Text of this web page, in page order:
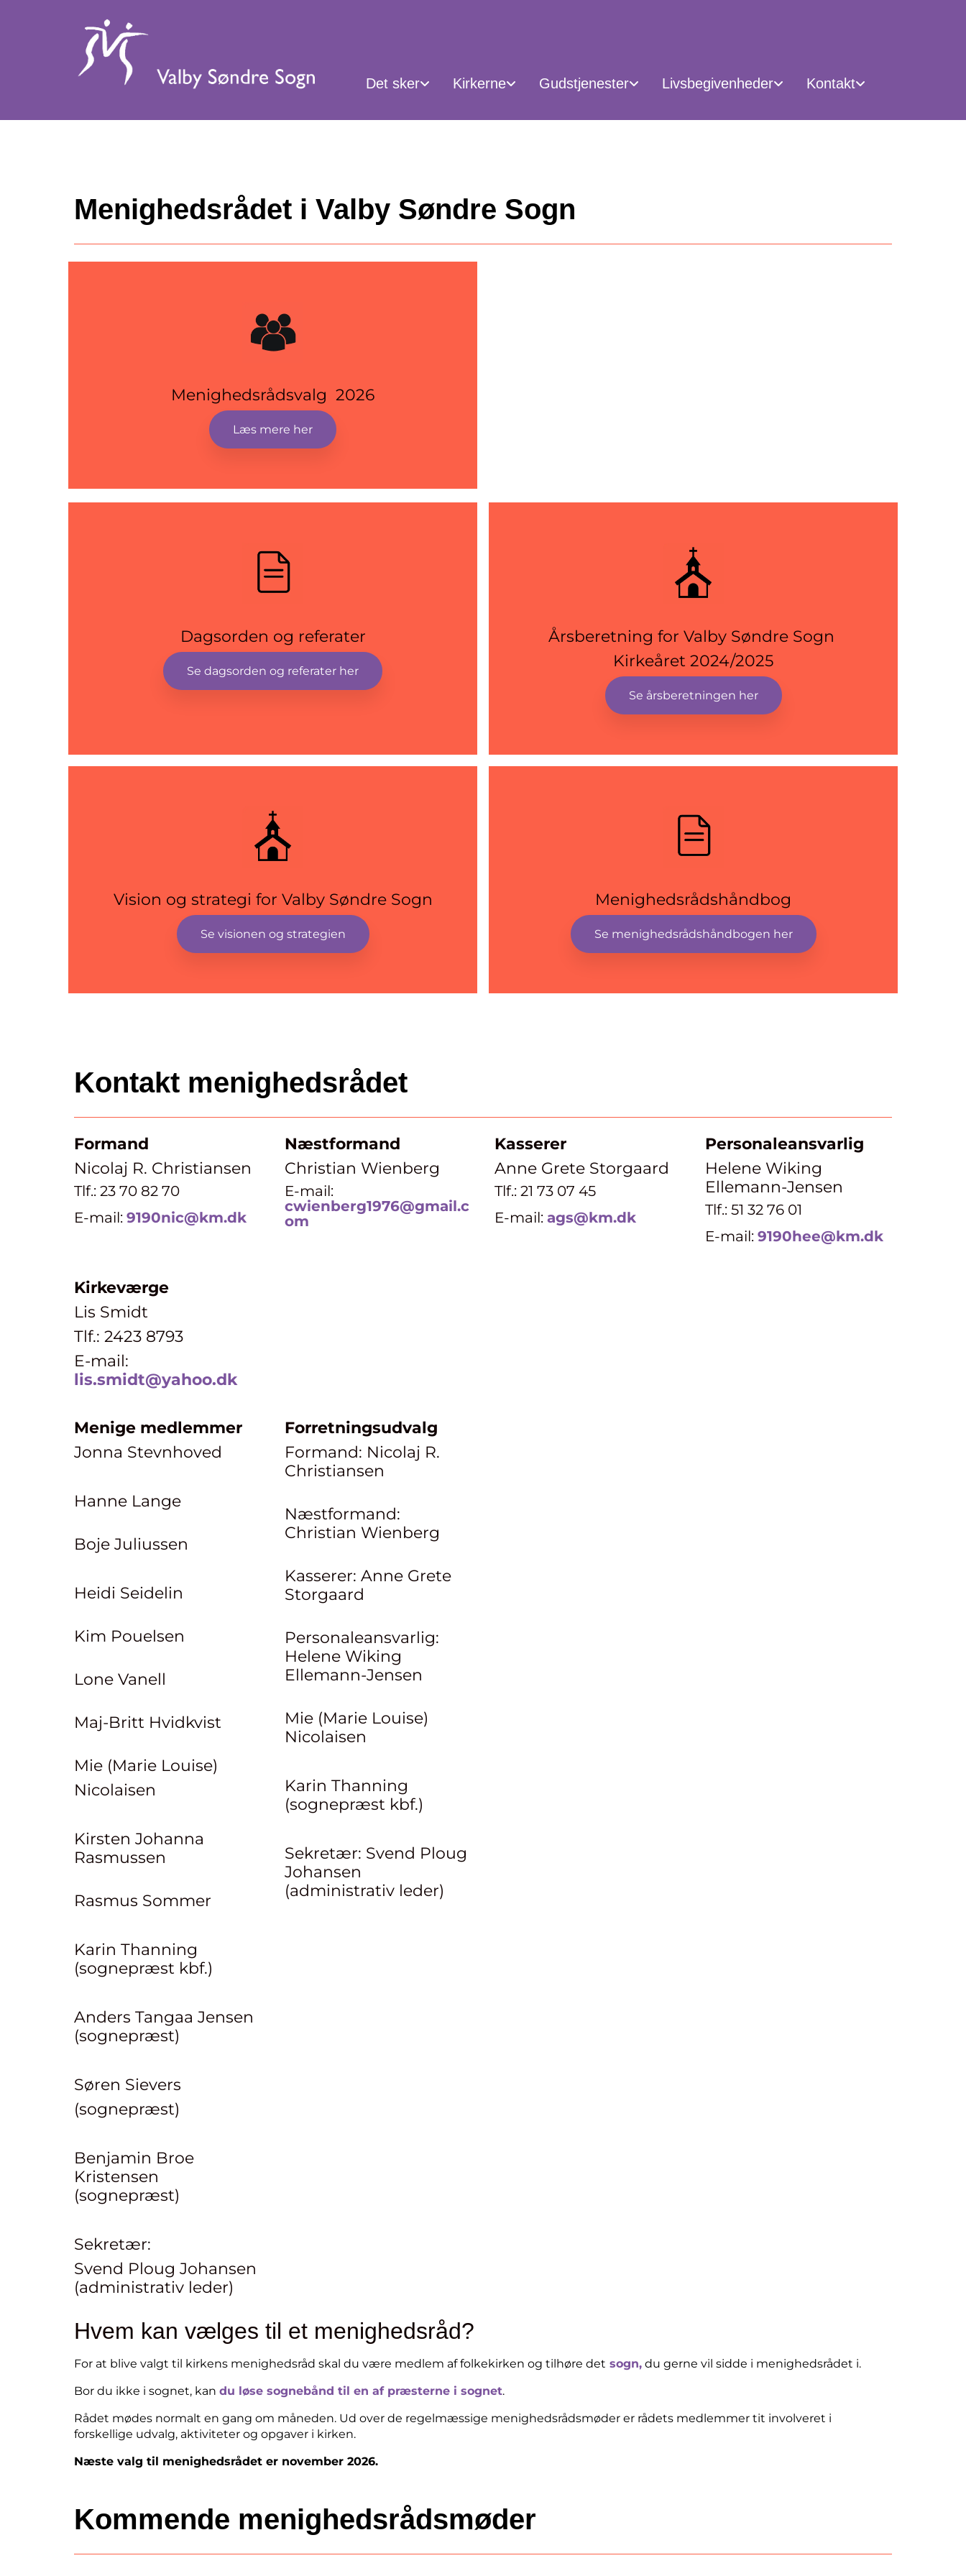
Det sker Kirkerne Gudstjenester Livsbegivenheder Kontakt
Menighedsrådet i Valby Søndre Sogn
Menighedsrådsvalg 2026
Læs mere her
Dagsorden og referater
Se dagsorden og referater her
Årsberetning for Valby Søndre Sogn
Kirkeåret 2024/2025
Se årsberetningen her
Vision og strategi for Valby Søndre Sogn
Se visionen og strategien
Menighedsrådshåndbog
Se menighedsrådshåndbogen her
Kontakt menighedsrådet
Formand
Nicolaj R. Christiansen
Tlf.: 23 70 82 70
E-mail: 9190nic@km.dk
Næstformand
Christian Wienberg
E-mail:
cwienberg1976@gmail.c
om
Kasserer
Anne Grete Storgaard
Tlf.: 21 73 07 45
E-mail: ags@km.dk
Personaleansvarlig
Helene Wiking
Ellemann-Jensen
Tlf.: 51 32 76 01
E-mail: 9190hee@km.dk
Kirkeværge
Lis Smidt
Tlf.: 2423 8793
E-mail:
lis.smidt@yahoo.dk
Menige medlemmer
Jonna Stevnhoved
Hanne Lange
Boje Juliussen
Heidi Seidelin
Kim Pouelsen
Lone Vanell
Maj-Britt Hvidkvist
Mie (Marie Louise)
Nicolaisen
Kirsten Johanna
Rasmussen
Rasmus Sommer
Karin Thanning
(sognepræst kbf.)
Anders Tangaa Jensen
(sognepræst)
Søren Sievers
(sognepræst)
Benjamin Broe
Kristensen
(sognepræst)
Sekretær:
Svend Ploug Johansen
(administrativ leder)
Forretningsudvalg
Formand: Nicolaj R.
Christiansen
Næstformand:
Christian Wienberg
Kasserer: Anne Grete
Storgaard
Personaleansvarlig:
Helene Wiking
Ellemann-Jensen
Mie (Marie Louise)
Nicolaisen
Karin Thanning
(sognepræst kbf.)
Sekretær: Svend Ploug
Johansen
(administrativ leder)
Hvem kan vælges til et menighedsråd?
For at blive valgt til kirkens menighedsråd skal du være medlem af folkekirken og tilhøre det sogn, du gerne vil sidde i menighedsrådet i.
Bor du ikke i sognet, kan du løse sognebånd til en af præsterne i sognet.
Rådet mødes normalt en gang om måneden. Ud over de regelmæssige menighedsrådsmøder er rådets medlemmer tit involveret i
forskellige udvalg, aktiviteter og opgaver i kirken.
Næste valg til menighedsrådet er november 2026.
Kommende menighedsrådsmøder